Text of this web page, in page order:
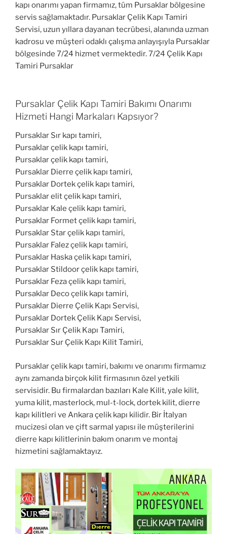
kapı onarımı yapan firmamız, tüm Pursaklar bölgesine
servis sağlamaktadır. Pursaklar Çelik Kapı Tamiri
Servisi, uzun yıllara dayanan tecrübesi, alanında uzman
kadrosu ve müşteri odaklı çalışma anlayışıyla Pursaklar
bölgesinde 7/24 hizmet vermektedir. 7/24 Çelik Kapı
Tamiri Pursaklar
Pursaklar Çelik Kapı Tamiri Bakımı Onarımı
Hizmeti Hangi Markaları Kapsıyor?
Pursaklar Sır kapı tamiri,
Pursaklar çelik kapı tamiri,
Pursaklar çelik kapı tamiri,
Pursaklar Dierre çelik kapı tamiri,
Pursaklar Dortek çelik kapı tamiri,
Pursaklar elit çelik kapı tamiri,
Pursaklar Kale çelik kapı tamiri,
Pursaklar Formet çelik kapı tamiri,
Pursaklar Star çelik kapı tamiri,
Pursaklar Falez çelik kapı tamiri,
Pursaklar Haska çelik kapı tamiri,
Pursaklar Stildoor çelik kapı tamiri,
Pursaklar Feza çelik kapı tamiri,
Pursaklar Deco çelik kapı tamiri,
Pursaklar Dierre Çelik Kapı Servisi,
Pursaklar Dortek Çelik Kapı Servisi,
Pursaklar Sır Çelik Kapı Tamiri,
Pursaklar Sur Çelik Kapı Kilit Tamiri,
Pursaklar çelik kapı tamiri, bakımı ve onarımı firmamız
aynı zamanda birçok kilit firmasının özel yetkili
servisidir. Bu firmalardan bazıları Kale Kilit, yale kilit,
yuma kilit, masterlock, mul-t-lock, dortek kilit, dierre
kapı kilitleri ve Ankara çelik kapı kilidir. Bir İtalyan
mucizesi olan ve çift sarmal yapısı ile müşterilerini
dierre kapı kilitlerinin bakım onarım ve montaj
hizmetini sağlamaktayız.